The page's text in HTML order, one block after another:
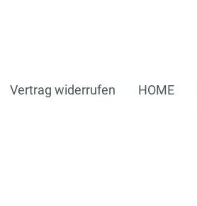
Vertrag widerrufen HOME